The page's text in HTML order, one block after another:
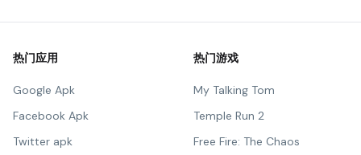
热门应用
Google Apk
Facebook Apk
Twitter apk
热门游戏
My Talking Tom
Temple Run 2
Free Fire: The Chaos